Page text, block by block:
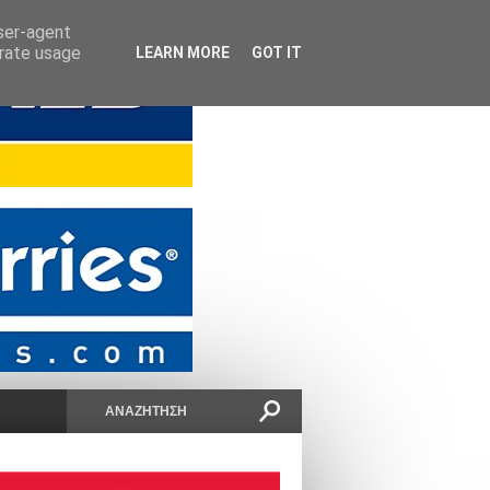
agent
usage
LEARN MORE GOT IT